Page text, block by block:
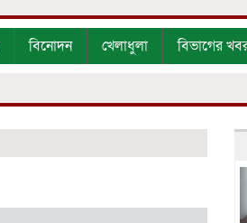
বিনোদন খেলাধুলা বিভাগের